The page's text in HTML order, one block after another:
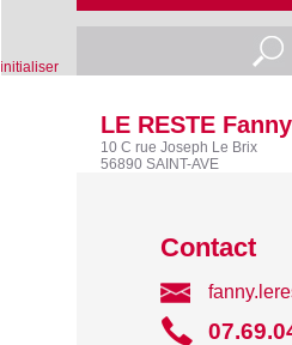
LE RESTE Fanny
10 C rue Joseph Le Brix
56890 SAINT-AVE
Contact